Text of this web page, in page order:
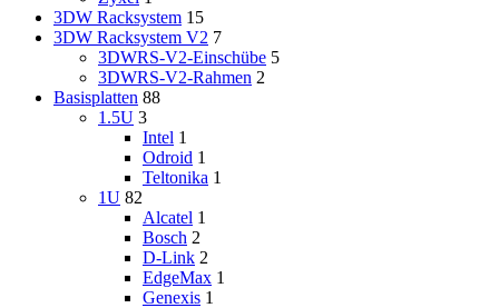
3DW Racksystem 15
3DW Racksystem V2 7
3DWRS-V2-Einschübe 5
3DWRS-V2-Rahmen 2
Basisplatten 88
1.5U 3
Intel 1
Odroid 1
Teltonika 1
1U 82
Alcatel 1
Bosch 2
D-Link 2
EdgeMax 1
Genexis 1